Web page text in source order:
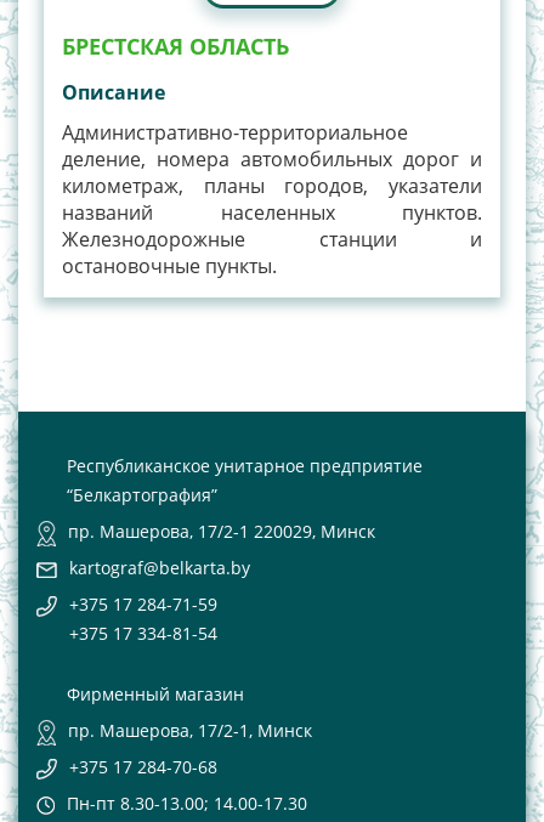
БРЕСТСКАЯ ОБЛАСТЬ
Описание
Административно-территориальное
деление, номера автомобильных дорог и
километраж, планы городов, указатели
названий населенных пунктов.
Железнодорожные станции и
остановочные пункты.
Республиканское унитарное предприятие
“Белкартография”
пр. Машерова, 17/2-1 220029, Минск
kartograf@belkarta.by
+375 17 284-71-59
+375 17 334-81-54
Фирменный магазин
пр. Машерова, 17/2-1, Минск
+375 17 284-70-68
Пн-пт 8.30-13.00; 14.00-17.30